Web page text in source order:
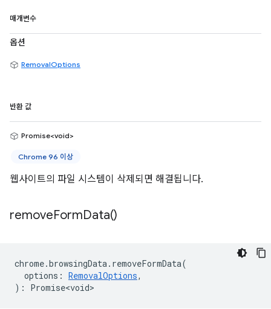
매개변수
옵션
RemovalOptions
반환 값
Promise<void>
Chrome 96 이상
웹사이트의 파일 시스템이 삭제되면 해결됩니다.
removeFormData()
chrome.browsingData. removeFormData(
options : RemovalOptions,
) : Promise<void>